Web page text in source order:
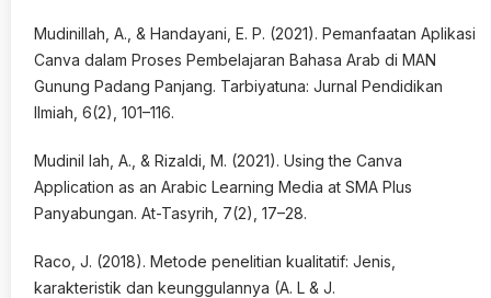
Mudinillah, A., & Handayani, E. P. (2021). Pemanfaatan Aplikasi
Canva dalam Proses Pembelajaran Bahasa Arab di MAN
Gunung Padang Panjang. Tarbiyatuna: Jurnal Pendidikan
Ilmiah, 6(2), 101–116.
Mudinil lah, A., & Rizaldi, M. (2021). Using the Canva
Application as an Arabic Learning Media at SMA Plus
Panyabungan. At-Tasyrih, 7(2), 17–28.
Raco, J. (2018). Metode penelitian kualitatif: Jenis,
karakteristik dan keunggulannya (A. L & J.